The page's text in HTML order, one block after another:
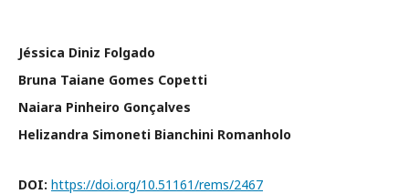
Jéssica Diniz Folgado
Bruna Taiane Gomes Copetti
Naiara Pinheiro Gonçalves
Helizandra Simoneti Bianchini Romanholo
DOI: https://doi.org/10.51161/rems/2467